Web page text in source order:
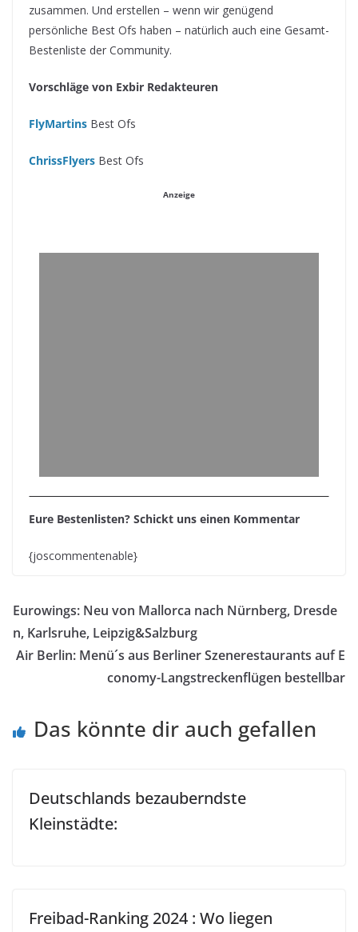
zusammen. Und erstellen – wenn wir genügend
persönliche Best Ofs haben – natürlich auch eine Gesamt-
Bestenliste der Community.
Vorschläge von Exbir Redakteuren
FlyMartins Best Ofs
ChrissFlyers Best Ofs
Anzeige
Eure Bestenlisten? Schickt uns einen Kommentar
{joscommentenable}
Eurowings: Neu von Mallorca nach Nürnberg, Dresde
n, Karlsruhe, Leipzig&Salzburg
Air Berlin: Menü´s aus Berliner Szenerestaurants auf E
conomy-Langstreckenflügen bestellbar
Das könnte dir auch gefallen
Deutschlands bezauberndste
Kleinstädte:
Freibad-Ranking 2024 : Wo liegen